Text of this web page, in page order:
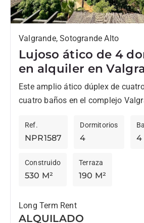
Valgrande, Sotogrande Alto
Lujoso ático de 4
en alquiler en
Sotogrande
Este amplio ático dúplex de
cuatro baños en el complejo
en Sotogrande...
NPR1587
Ref.
4
Dormitorios
4
530 M²
Construido
190 M²
Terraza
Long Term Rent
ALQUILADO